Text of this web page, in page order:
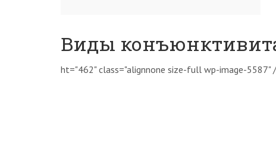
Виды
ht="462" class="alignnone size-full wp-image-5587"